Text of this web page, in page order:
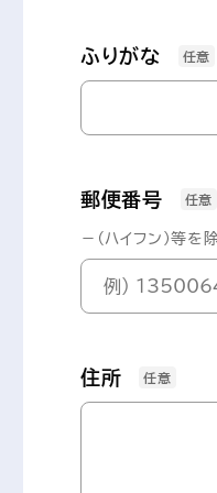
ふりがな 任意
郵便番号 任意
－（ハイフン）等
住所 任意